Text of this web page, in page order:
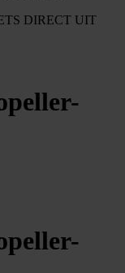
DIRECT UIT